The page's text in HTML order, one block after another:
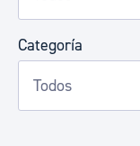
Categoría